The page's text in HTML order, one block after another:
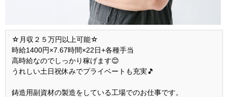
☆月収２５万円以上可能☆
時給1400円×7.67時間×22日+各種手当
高時給なのでしっかり稼げます😊
うれしい土日祝休みでプライベートも充実🎵
鋳造用副資材の製造をしている工場でのお仕事です。